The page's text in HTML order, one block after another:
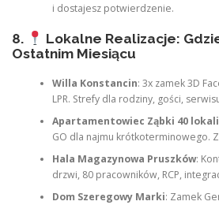
i dostajesz potwierdzenie.
8.
Lokalne Realizacje:
Ostatnim Miesiącu
Willa Konstancin: 3x zamek 3D
LPR. Strefy dla rodziny, gości,
Apartamentowiec Ząbki 40 lokali
GO dla najmu krótkoterminowego.
Hala Magazynowa Pruszków:
drzwi, 80 pracowników, RCP,
Dom Szeregowy Marki: Zamek